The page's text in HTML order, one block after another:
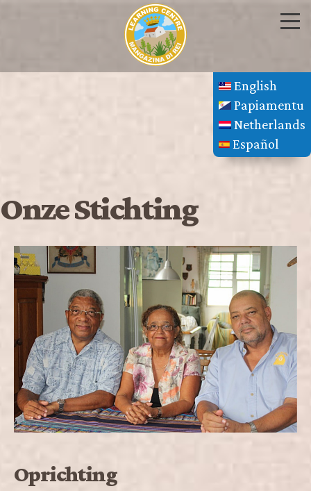
English
Papiamentu
Netherlands
Español
Onze Stichting
Oprichting